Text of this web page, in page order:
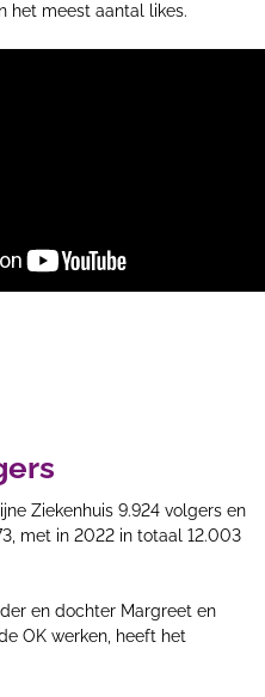
het meest aantal likes.
Ziekenhuis 9.924 volgers en
met in 2022 in totaal 12.003
en dochter Margreet en
OK werken, heeft het